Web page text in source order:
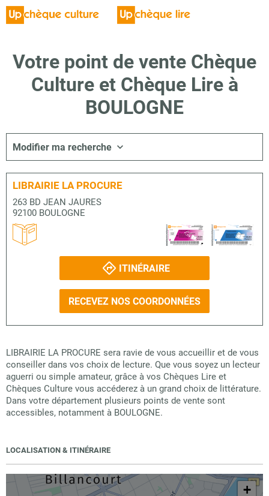
Votre point de vente Chèque
Culture et Chèque Lire à
BOULOGNE
Modifier ma recherche
LIBRAIRIE LA PROCURE
263 BD JEAN JAURES
92100 BOULOGNE
ITINÉRAIRE
RECEVEZ NOS COORDONNÉES
LIBRAIRIE LA PROCURE sera ravie de vous accueillir et de vous
conseiller dans vos choix de lecture. Que vous soyez un lecteur
aguerri ou simple amateur, grâce à vos Chèques Lire et
Chèques Culture vous accéderez à un grand choix de littérature.
Dans votre département plusieurs points de vente sont
accessibles, notamment à BOULOGNE.
LOCALISATION & ITINÉRAIRE
+